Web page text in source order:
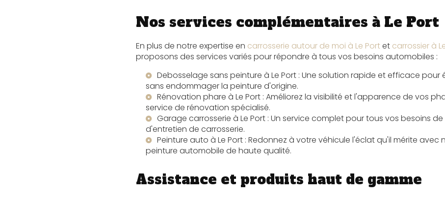
Nos services complémentaires à Le Port
En plus de notre expertise en carrosserie autour de moi à Le Portet carrossier à
proposons des services variés pour répondre à tous vos besoins automobiles :
Debosselage sans peinture à Le Port : Une solution rapide et efficace pour
sans endommager la peinture d'origine.
Rénovation phare à Le Port : Améliorez la visibilité et l'apparence de vos
service de rénovation spécialisé.
Garage carrosserie à Le Port : Un service complet pour tous vos besoins
d'entretien de carrosserie.
Peinture auto à Le Port : Redonnez à votre véhicule l'éclat qu'il mérite avec
peinture automobile de haute qualité.
Assistance et produits haut de gamme